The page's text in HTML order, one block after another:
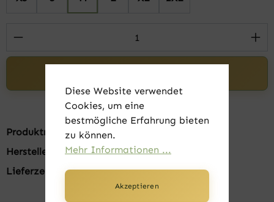
Produkt Anzahl: Gib den gewünschten
Produktnummer:FK22400-009
Hersteller:
B&C
Lieferzeit:
1-3 Tage
Diese Website verwendet
Cookies, um eine
bestmögliche Erfahrung bieten
zu können.
Mehr Informationen ...
Akzeptieren